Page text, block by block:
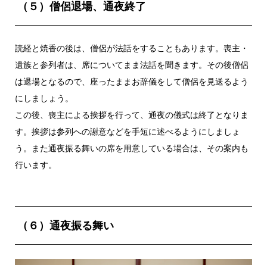
（５）僧侶退場、通夜終了
読経と焼香の後は、僧侶が法話をすることもあります。喪主・
遺族と参列者は、席についてまま法話を聞きます。その後僧侶
は退場となるので、座ったままお辞儀をして僧侶を見送るよう
にしましょう。
この後、喪主による挨拶を行って、通夜の儀式は終了となりま
す。挨拶は参列への謝意などを手短に述べるようにしましょ
う。また通夜振る舞いの席を用意している場合は、その案内も
行います。
（６）通夜振る舞い